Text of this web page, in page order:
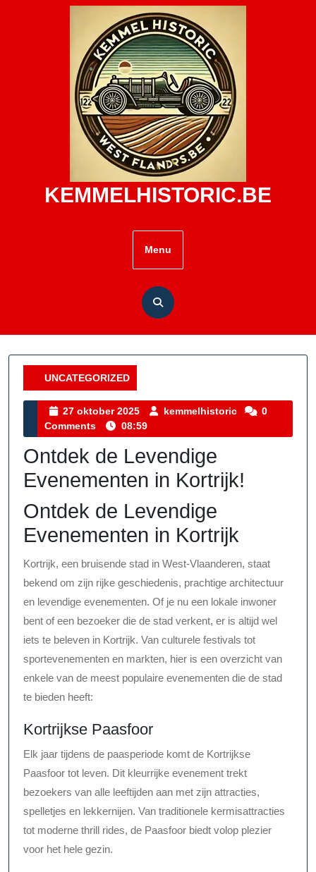
KEMMELHISTORIC.BE
Menu
UNCATEGORIZED
Category
27 oktober 2025
27
oktober
2025
kemmelhistoric kemmelhistoric
0
Comments
08:59
Ontdek de Levendige
Evenementen in Kortrijk!
Ontdek de Levendige
Evenementen in Kortrijk
Kortrijk, een bruisende stad in West-Vlaanderen, staat
bekend om zijn rijke geschiedenis, prachtige architectuur
en levendige evenementen. Of je nu een lokale inwoner
bent of een bezoeker die de stad verkent, er is altijd wel
iets te beleven in Kortrijk. Van culturele festivals tot
sportevenementen en markten, hier is een overzicht van
enkele van de meest populaire evenementen die de stad
te bieden heeft:
Kortrijkse Paasfoor
Elk jaar tijdens de paasperiode komt de Kortrijkse
Paasfoor tot leven. Dit kleurrijke evenement trekt
bezoekers van alle leeftijden aan met zijn attracties,
spelletjes en lekkernijen. Van traditionele kermisattracties
tot moderne thrill rides, de Paasfoor biedt volop plezier
voor het hele gezin.